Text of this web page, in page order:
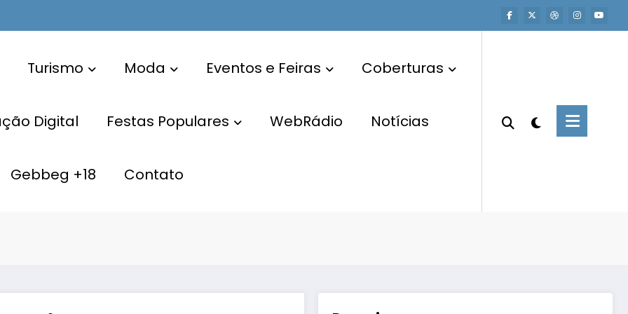
Turismo Moda Eventos e Feiras Coberturas
Digital Festas Populares WebRádio Notícias
Gebbeg +18 Contato